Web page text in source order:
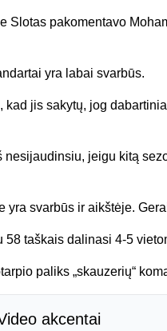
Slotas pakomentavo
yra labai svarbūs.
jis sakytų, jog
nesijaudinsiu, jeigu kitą
svarbūs ir aikštėje.
taškais dalinasi 4-5
paliks „skauzerių“
akcentai